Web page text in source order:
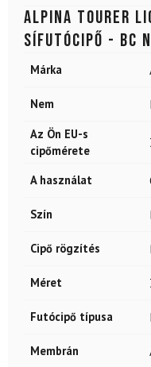
ALPINA Tourer
sífutócipő - BC
Márka
Nem
Az Ön EU-s
cipőmérete
A használat
Szín
Cipő rögzítés
Méret
Futócipő típusa
Membrán